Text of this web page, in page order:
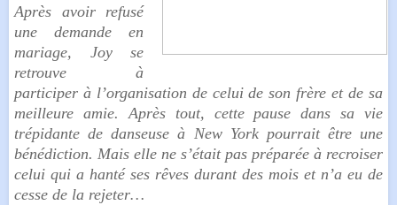
Après avoir refusé
une demande en
mariage, Joy se
retrouve à
participer à l’organisation de celui de son frère et de sa
meilleure amie. Après tout, cette pause dans sa vie
trépidante de danseuse à New York pourrait être une
bénédiction. Mais elle ne s’était pas préparée à recroiser
celui qui a hanté ses rêves durant des mois et n’a eu de
cesse de la rejeter…